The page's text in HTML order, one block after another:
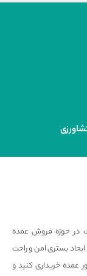
در حوزه فروش عمده
ایجاد بستری امن و راحت
عمده خریداری کنید و